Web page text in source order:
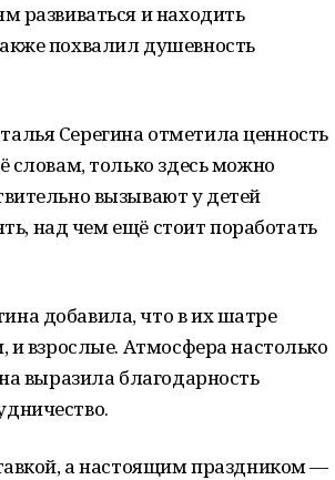
развиваться и находить
похвалил душевность
Серегина отметила ценность
словам, только здесь можно
вызывают у детей
над чем ещё стоит поработать
добавила, что в их шатре
взрослые. Атмосфера настолько
выразила благодарность
а настоящим праздником —